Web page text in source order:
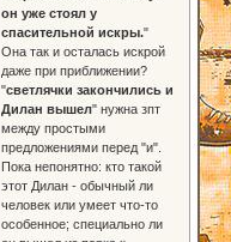
он уже стоял у
спасительной искры."
Она так и осталась искрой
даже при приближении?
"светлячки закончились и
Дилан вышел" нужна зпт
между простыми
предложениями перед "и".
Пока непонятно: кто такой
этот Дилан - обычный ли
человек или умеет что-то
особенное; специально ли